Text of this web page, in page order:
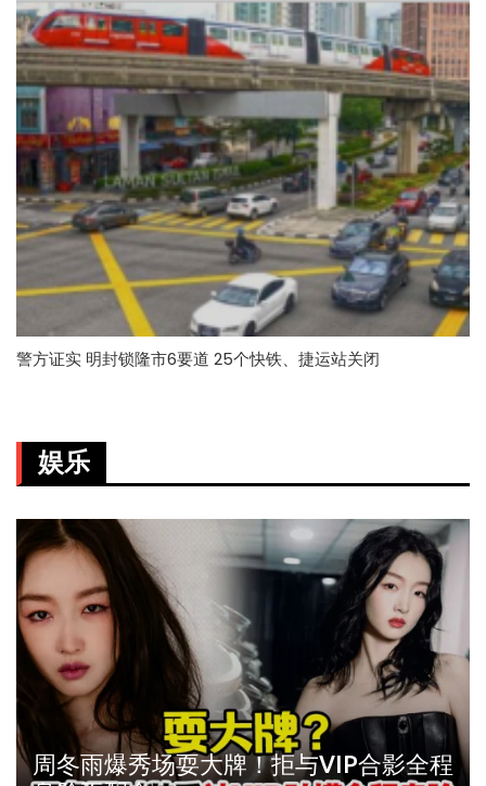
警方证实 明封锁隆市6要道 25个快铁、捷运站关闭
娱乐
周冬雨爆秀场耍大牌！拒与VIP合影全程